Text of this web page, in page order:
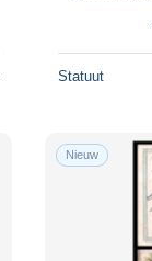
Statuut
Nieuw